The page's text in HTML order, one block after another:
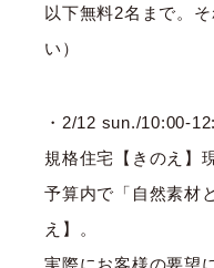
以下無料2名まで。
い）
・2/12 sun./10:00-
規格住宅【きのえ】
予算内で「自然素材
え】。